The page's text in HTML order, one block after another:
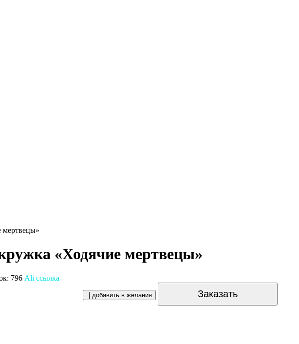
мертвецы»
«Ходячие мертвецы»
796 Ali ссылка
| добавить в желания Заказать